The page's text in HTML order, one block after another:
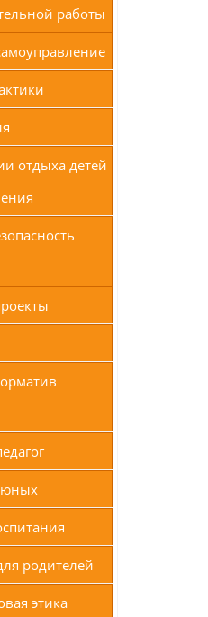
работы
отдыха детей
родителей
этика